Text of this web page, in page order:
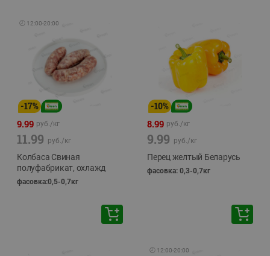
🕘 12:00-20:00
-17%
9.99 руб./кг
11.99 руб./кг
Колбаса Свиная
полуфабрикат, охлажд
фасовка:0,5-0,7кг
-10%
8.99 руб./кг
9.99 руб./кг
Перец желтый Беларусь
фасовка: 0,3-0,7кг
🕘 12:00-20:00